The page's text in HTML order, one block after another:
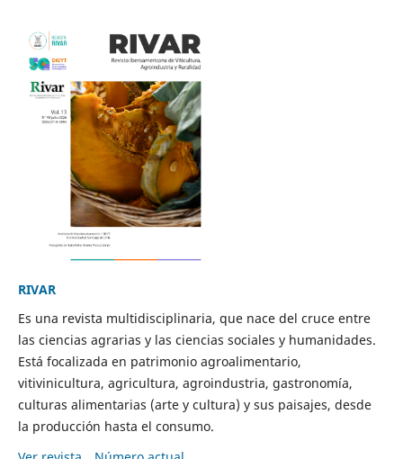
RIVAR
Es una revista multidisciplinaria, que nace del cruce entre
las ciencias agrarias y las ciencias sociales y humanidades.
Está focalizada en patrimonio agroalimentario,
vitivinicultura, agricultura, agroindustria, gastronomía,
culturas alimentarias (arte y cultura) y sus paisajes, desde
la producción hasta el consumo.